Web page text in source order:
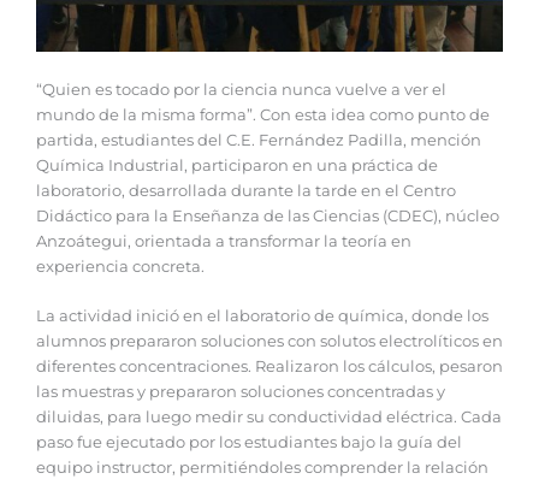
‎“Quien es tocado por la ciencia nunca vuelve a ver el
mundo de la misma forma”. Con esta idea como punto de
partida, estudiantes del C.E. Fernández Padilla, mención
Química Industrial, participaron en una práctica de
laboratorio, desarrollada durante la tarde en el Centro
Didáctico para la Enseñanza de las Ciencias (CDEC), núcleo
Anzoátegui, orientada a transformar la teoría en
experiencia concreta.
‎La actividad inició en el laboratorio de química, donde los
alumnos prepararon soluciones con solutos electrolíticos en
diferentes concentraciones. Realizaron los cálculos, pesaron
las muestras y prepararon soluciones concentradas y
diluidas, para luego medir su conductividad eléctrica. Cada
paso fue ejecutado por los estudiantes bajo la guía del
equipo instructor, permitiéndoles comprender la relación